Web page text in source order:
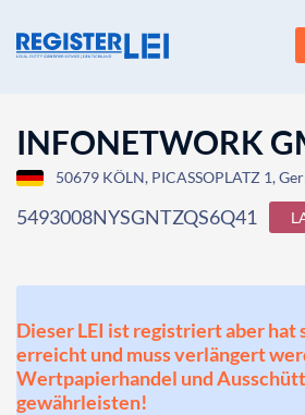
INFONETWORK
50679 KÖLN, PICASSOPLATZ 1,
5493008NYSGNTZQS6Q41
Dieser LEI ist registriert aber hat
erreicht und muss verlängert
Wertpapierhandel und
gewährleisten!